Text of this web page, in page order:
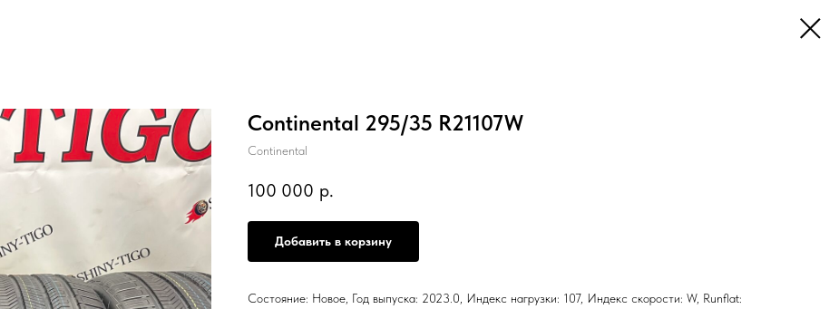
Continental 295/35 R21107W
Continental
100 000 р.
Добавить в корзину
Состояние: Новое, Год выпуска: 2023.0, Индекс нагрузки: 107, Индекс скорости: W, Runflat: